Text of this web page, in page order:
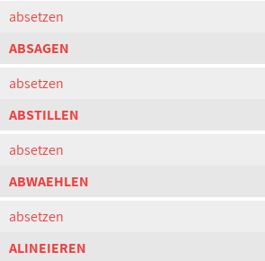
absetzen
ABSAGEN
absetzen
ABSTILLEN
absetzen
ABWAEHLEN
absetzen
ALINEIEREN